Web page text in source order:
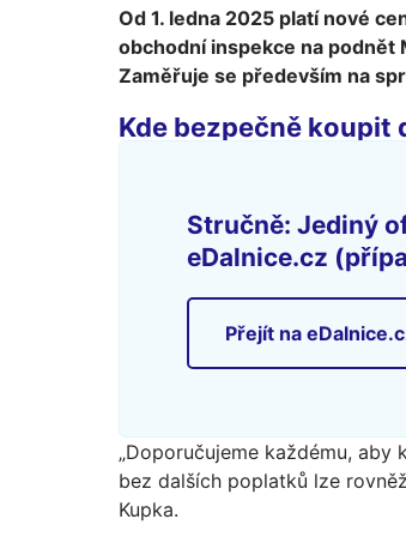
Od 1. ledna 2025 platí nové
obchodní inspekce na podnět
Zaměřuje se především na
Kde bezpečně koupit
Stručně: Jediný
eDalnice.cz
Přejít na
„Doporučujeme každému,
bez dalších poplatků lze
Kupka.